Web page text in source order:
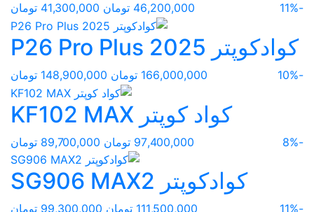
-11% 46,200,000 تومان 41,300,000 تومان
کوادکوپتر P26 Pro Plus 2025
-10% 166,000,000 تومان 148,900,000 تومان
کواد کوپتر KF102 MAX
-8% 97,400,000 تومان 89,700,000 تومان
کوادکوپتر SG906 MAX2
-11% 111,500,000 تومان 99,300,000 تومان